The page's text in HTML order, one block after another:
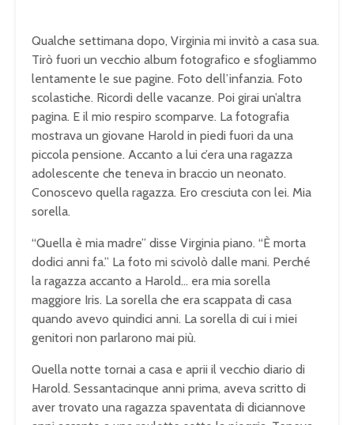
Qualche settimana dopo, Virginia mi invitò a casa sua.
Tirò fuori un vecchio album fotografico e sfogliammo
lentamente le sue pagine. Foto dell’infanzia. Foto
scolastiche. Ricordi delle vacanze. Poi girai un’altra
pagina. E il mio respiro scomparve. La fotografia
mostrava un giovane Harold in piedi fuori da una
piccola pensione. Accanto a lui c’era una ragazza
adolescente che teneva in braccio un neonato.
Conoscevo quella ragazza. Ero cresciuta con lei. Mia
sorella.
“Quella è mia madre” disse Virginia piano. “È morta
dodici anni fa.” La foto mi scivolò dalle mani. Perché
la ragazza accanto a Harold… era mia sorella
maggiore Iris. La sorella che era scappata di casa
quando avevo quindici anni. La sorella di cui i miei
genitori non parlarono mai più.
Quella notte tornai a casa e aprii il vecchio diario di
Harold. Sessantacinque anni prima, aveva scritto di
aver trovato una ragazza spaventata di diciannove